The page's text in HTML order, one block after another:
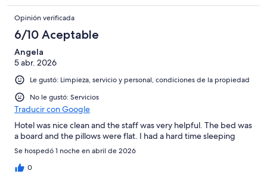
Opinión verificada
6/10 Aceptable
Angela
5 abr. 2026
Le gustó: Limpieza, servicio y personal, condiciones de la propiedad
No le gustó: Servicios
Traducir con Google
Hotel was nice clean and the staff was very helpful. The bed was
a board and the pillows were flat. I had a hard time sleeping
Se hospedó 1 noche en abril de 2026
0